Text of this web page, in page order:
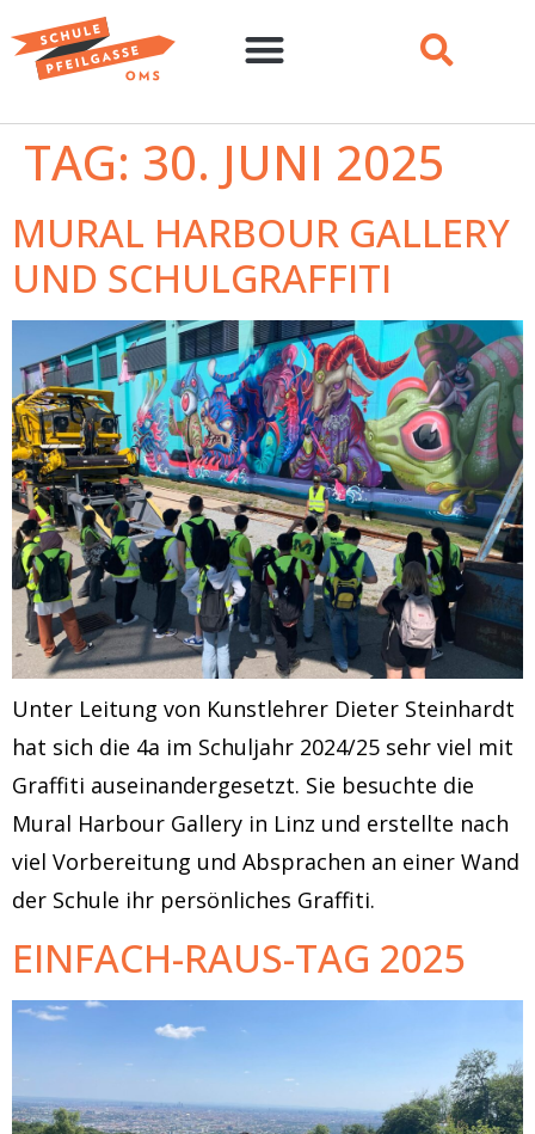
TAG: 30. JUNI 2025
MURAL HARBOUR GALLERY
UND SCHULGRAFFITI
Unter Leitung von Kunstlehrer Dieter Steinhardt
hat sich die 4a im Schuljahr 2024/25 sehr viel mit
Graffiti auseinandergesetzt. Sie besuchte die
Mural Harbour Gallery in Linz und erstellte nach
viel Vorbereitung und Absprachen an einer Wand
der Schule ihr persönliches Graffiti.
EINFACH-RAUS-TAG 2025